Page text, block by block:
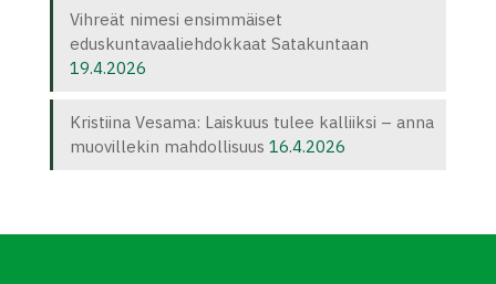
Vihreät nimesi ensimmäiset
eduskuntavaaliehdokkaat Satakuntaan
19.4.2026
Kristiina Vesama: Laiskuus tulee kalliiksi – anna
muovillekin mahdollisuus 16.4.2026